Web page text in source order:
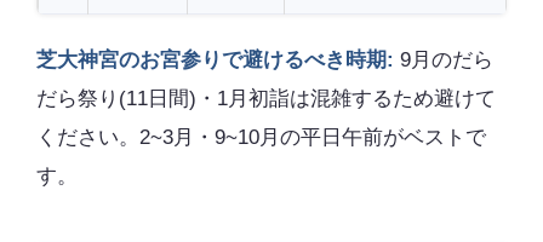
芝大神宮のお宮参りで避けるべき時期: 9月のだら
だら祭り(11日間)・1月初詣は混雑するため避けて
ください。2~3月・9~10月の平日午前がベストで
す。